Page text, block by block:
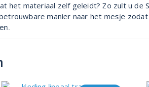
het materiaal zelf geleidt? Zo zult u
manier naar het mesje